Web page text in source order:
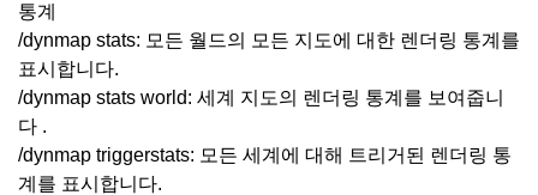
통계
/dynmap stats: 모든 월드의 모든 지도에 대한 렌더링 통계를
표시합니다.
/dynmap stats world: 세계 지도의 렌더링 통계를 보여줍니
다 .
/dynmap triggerstats: 모든 세계에 대해 트리거된 렌더링 통
계를 표시합니다.